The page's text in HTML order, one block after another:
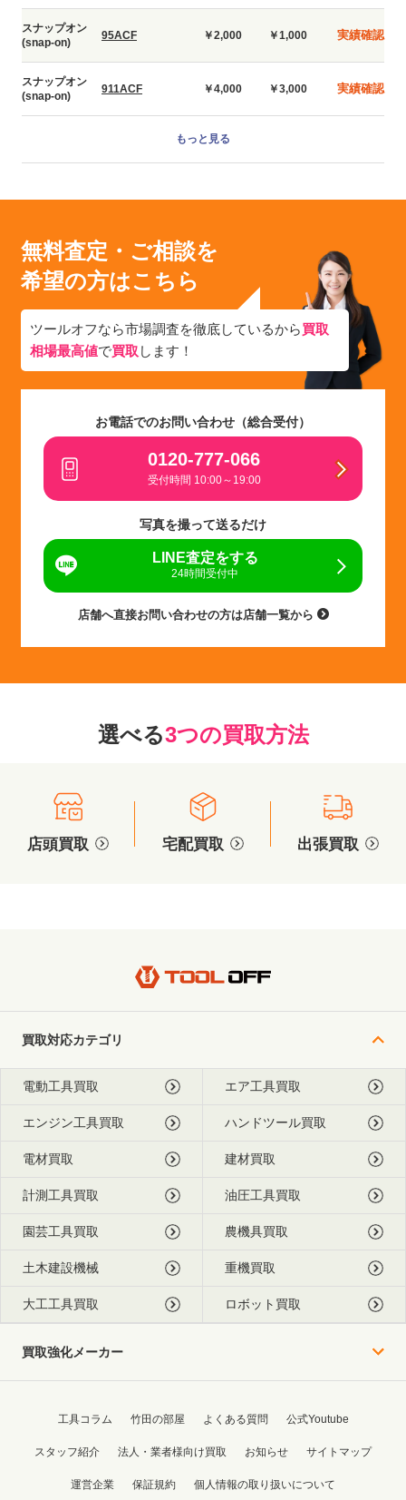
スナップオン
(snap-on)
95ACF ￥2,000 ￥1,000 実績確認
スナップオン
(snap-on)
911ACF ￥4,000 ￥3,000 実績確認
もっと見る
無料査定・ご相談を
希望の方はこちら
ツールオフなら市場調査を徹底しているから買取
相場最高値で買取 します！
お電話でのお問い合わせ（総合受付）
0120-777-066
受付時間 10:00～19:00
写真を撮って送るだけ
LINE査定をする
24時間受付中
店舗へ直接お問い合わせの方は店舗一覧から
選べる3つの買取方法
店頭買取 宅配買取 出張買取
買取対応カテゴリ
電動工具買取 エア工具買取
エンジン工具買取 ハンドツール買取
電材買取 建材買取
計測工具買取 油圧工具買取
園芸工具買取 農機具買取
土木建設機械 重機買取
大工工具買取 ロボット買取
買取強化メーカー
工具コラム 竹田の部屋 よくある質問 公式Youtube
スタッフ紹介 法人・業者様向け買取 お知らせ サイトマップ
運営企業 保証規約 個人情報の取り扱いについて